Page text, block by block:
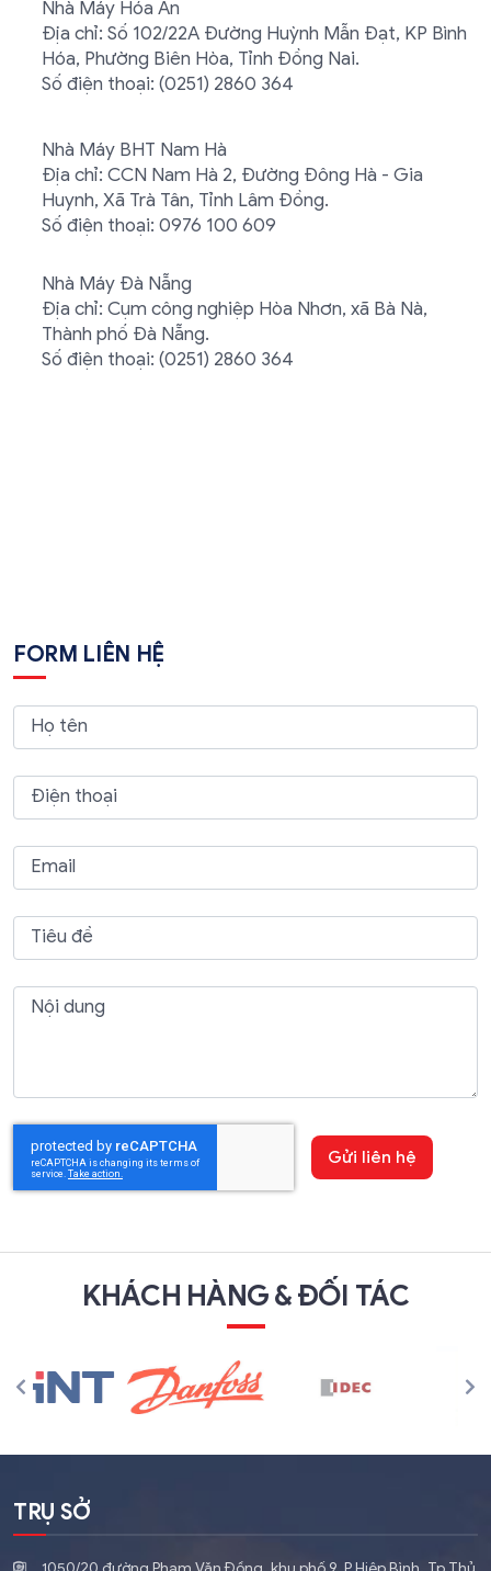
Nhà Máy Hóa An
Địa chỉ: Số 102/22A Đường Huỳnh Mẫn Đạt, KP Bình
Hóa, Phường Biên Hòa, Tỉnh Đồng Nai.
Số điện thoại: (0251) 2860 364
Nhà Máy BHT Nam Hà
Địa chỉ: CCN Nam Hà 2, Đường Đông Hà - Gia
Huynh, Xã Trà Tân, Tỉnh Lâm Đồng.
Số điện thoại: 0976 100 609
Nhà Máy Đà Nẵng
Địa chỉ: Cụm công nghiệp Hòa Nhơn, xã Bà Nà,
Thành phố Đà Nẵng.
Số điện thoại: (0251) 2860 364
FORM LIÊN HỆ
Họ tên
Điện thoại
Email
Tiêu đề
Nội dung
KHÁCH HÀNG & ĐỐI TÁC
TRỤ SỞ